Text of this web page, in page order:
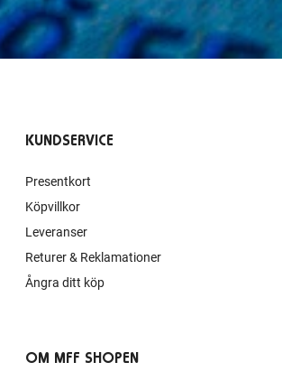
KUNDSERVICE
Presentkort
Köpvillkor
Leveranser
Returer & Reklamationer
Ångra ditt köp
OM MFF SHOPEN